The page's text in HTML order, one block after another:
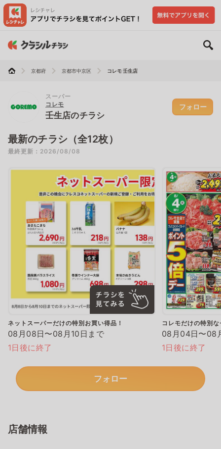
京都府 京都市中京区 コレモ 壬生店
スーパー
コレモ
壬生店のチラシ
フォロー
最新のチラシ（全12枚）
最終更新：2026/08/08
ネットスーパーだけの特別お買い得品！
08月08日〜08月10日まで
1日後に終了
コレモだけの特別
08月04日〜08
1日後に終了
フォロー
店舗情報